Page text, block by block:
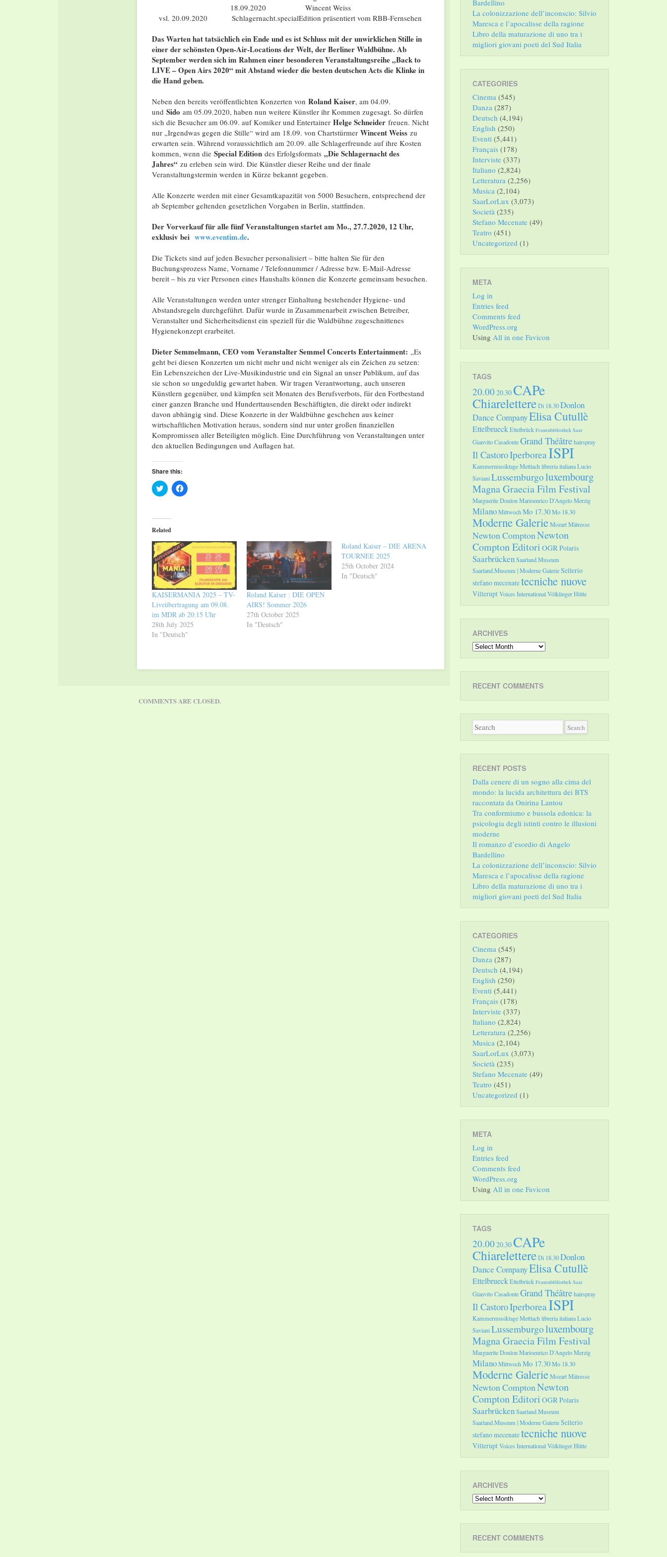
18.09.2020 Wincent Weiss
vsl. 20.09.2020 Schlagernacht.specialEdition präsentiert vom RBB-Fernsehen
Das Warten hat tatsächlich ein Ende und es ist Schluss mit der unwirklichen Stille in
einer der schönsten Open-Air-Locations der Welt, der Berliner Waldbühne. Ab
September werden sich im Rahmen einer besonderen Veranstaltungsreihe „Back to
LIVE – Open Airs 2020“ mit Abstand wieder die besten deutschen Acts die Klinke in
die Hand geben.
Neben den bereits veröffentlichten Konzerten von Roland Kaiser, am 04.09.
und Sido am 05.09.2020, haben nun weitere Künstler ihr Kommen zugesagt. So dürfen
sich die Besucher am 06.09. auf Komiker und Entertainer Helge Schneider freuen. Nicht
nur „Irgendwas gegen die Stille“ wird am 18.09. von Chartstürmer Wincent Weisszu
erwarten sein. Während voraussichtlich am 20.09. alle Schlagerfreunde auf ihre Kosten
kommen, wenn die Special Editiondes Erfolgsformats„Die Schlagernacht des
Jahres“ zu erleben sein wird. Die Künstler dieser Reihe und der finale
Veranstaltungstermin werden in Kürze bekannt gegeben.
Alle Konzerte werden mit einer Gesamtkapazität von 5000 Besuchern, entsprechend der
ab September geltenden gesetzlichen Vorgaben in Berlin, stattfinden.
Der Vorverkauf für alle fünf Veranstaltungen startet am Mo., 27.7.2020, 12 Uhr,
exklusiv bei www.eventim.de.
Die Tickets sind auf jeden Besucher personalisiert – bitte halten Sie für den
Buchungsprozess Name, Vorname / Telefonnummer / Adresse bzw. E-Mail-Adresse
bereit – bis zu vier Personen eines Haushalts können die Konzerte gemeinsam besuchen.
Alle Veranstaltungen werden unter strenger Einhaltung bestehender Hygiene- und
Abstandsregeln durchgeführt. Dafür wurde in Zusammenarbeit zwischen Betreiber,
Veranstalter und Sicherheitsdienst ein speziell für die Waldbühne zugeschnittenes
Hygienekonzept erarbeitet.
Dieter Semmelmann, CEO vom Veranstalter Semmel Concerts Entertainment: „Es
geht bei diesen Konzerten um nicht mehr und nicht weniger als ein Zeichen zu setzen:
Ein Lebenszeichen der Live-Musikindustrie und ein Signal an unser Publikum, auf das
sie schon so ungeduldig gewartet haben. Wir tragen Verantwortung, auch unseren
Künstlern gegenüber, und kämpfen seit Monaten des Berufsverbots, für den Fortbestand
einer ganzen Branche und Hunderttausenden Beschäftigten, die direkt oder indirekt
davon abhängig sind. Diese Konzerte in der Waldbühne geschehen aus keiner
wirtschaftlichen Motivation heraus, sondern sind nur unter großen finanziellen
Kompromissen aller Beteiligten möglich. Eine Durchführung von Veranstaltungen unter
den aktuellen Bedingungen und Auflagen hat.
Share this:
Click
to
(Opens
in
new
Click
to
Related
KAISERMANIA 2025 – TV-
Liveübertragung am 09.08.
im MDR ab 20:15 Uhr
28th July 2025
In "Deutsch"
Roland Kaiser : DIE OPEN
AIRS! Sommer 2026
27th October 2025
In "Deutsch"
Roland Kaiser – DIE ARENA
TOURNEE 2025
25th October 2024
In "Deutsch"
COMMENTS ARE CLOSED.
Bardellino
La colonizzazione dell’inconscio: Silvio
Maresca e l’apocalisse della ragione
Libro della maturazione di uno tra i
migliori giovani poeti del Sud Italia
CATEGORIES
Cinema (545)
Danza (287)
Deutsch (4,194)
English (250)
Eventi (5,441)
Français (178)
Interviste (337)
Italiano (2,824)
Letteratura (2,256)
Musica (2,104)
SaarLorLux (3,073)
Società (235)
Stefano Mecenate (49)
Teatro (451)
Uncategorized (1)
META
Log in
Entries feed
Comments feed
WordPress.org
Using All in one Favicon
TAGS
20.00 20.30CAPe
ChiarelettereDi 18.30Donlon
Dance CompanyElisa Cutullè
EttelbrueckEttelbrück Frauenbibliothek Saar
Gianvito CasadonteGrand Théâtrehairspray
Il CastoroIperboreaISPI
Kammermusiktage Mettlachlibreria italianaLucio
SavianiLussemburgoluxembourg
Magna Graecia Film Festival
Marguerite DonlonMarioenrico D'AngeloMerzig
MilanoMittwochMo 17.30Mo 18.30
Moderne GalerieMozartMätresse
Newton ComptonNewton
Compton Editori OGRPolaris
SaarbrückenSaarland.Museum
Saarland.Museum | Moderne GalerieSellerio
stefano mecenatetecniche nuove
VilleruptVoices InternationalVölklinger Hütte
ARCHIVES
Archives
RECENT COMMENTS
RECENT POSTS
Dalla cenere di un sogno alla cima del
mondo: la lucida architettura dei BTS
raccontata da Onirina Lantou
Tra conformismo e bussola edonica: la
psicologia degli istinti contro le illusioni
moderne
Il romanzo d’esordio di Angelo
Bardellino
La colonizzazione dell’inconscio: Silvio
Maresca e l’apocalisse della ragione
Libro della maturazione di uno tra i
migliori giovani poeti del Sud Italia
CATEGORIES
Cinema (545)
Danza (287)
Deutsch (4,194)
English (250)
Eventi (5,441)
Français (178)
Interviste (337)
Italiano (2,824)
Letteratura (2,256)
Musica (2,104)
SaarLorLux (3,073)
Società (235)
Stefano Mecenate (49)
Teatro (451)
Uncategorized (1)
META
Log in
Entries feed
Comments feed
WordPress.org
Using All in one Favicon
TAGS
20.00 20.30CAPe
ChiarelettereDi 18.30Donlon
Dance CompanyElisa Cutullè
EttelbrueckEttelbrück Frauenbibliothek Saar
Gianvito CasadonteGrand Théâtrehairspray
Il CastoroIperboreaISPI
Kammermusiktage Mettlachlibreria italianaLucio
SavianiLussemburgoluxembourg
Magna Graecia Film Festival
Marguerite DonlonMarioenrico D'AngeloMerzig
MilanoMittwochMo 17.30Mo 18.30
Moderne GalerieMozartMätresse
Newton ComptonNewton
Compton Editori OGRPolaris
SaarbrückenSaarland.Museum
Saarland.Museum | Moderne GalerieSellerio
stefano mecenatetecniche nuove
VilleruptVoices InternationalVölklinger Hütte
ARCHIVES
Archives
RECENT COMMENTS